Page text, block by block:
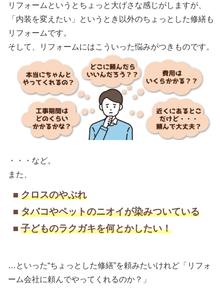
リフォームというとちょっと大げさな感じがしますが、
「内装を変えたい」というとき以外のちょっとした修繕も
リフォームです。
そして、リフォームにはこういった悩みがつきものです。
・・・など。
また、
■ クロスのやぶれ
■ タバコやペットのニオイが染みついている
■ 子どものラクガキを何とかしたい！
…といった“ちょっとした修繕”を頼みたいけれど「リフォ
ーム会社に頼んでやってくれるのか？」